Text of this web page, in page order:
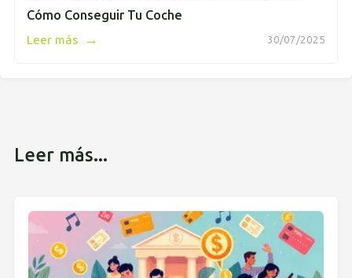
Cómo Conseguir Tu Coche
30/07/2025
Leer más →
Leer más...